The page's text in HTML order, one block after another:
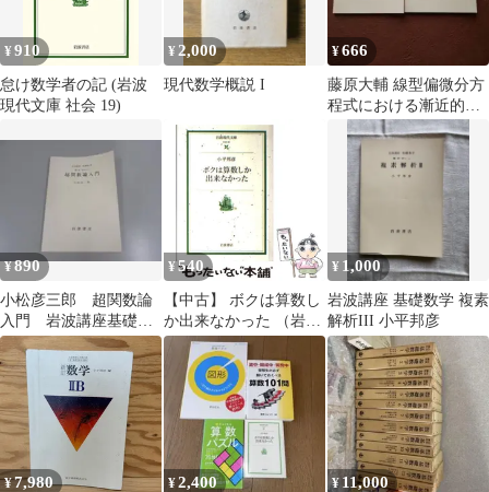
¥910
怠け数学者の記 (岩波
現代文庫 社会 19)
¥2,000
現代数学概説 I
¥666
藤原大輔 線型偏微分方
程式における漸近的方
法 全巻セット 小平邦彦
¥890
小松彦三郎 超関数論
入門 岩波講座基礎数
学
¥ 540
【中古】 ボクは算数し
か出来なかった （岩波
現代文庫） / 小平 邦彦
/ 岩波書店
¥ 1,000
岩波講座 基礎数学 複素
解析III 小平邦彦
¥7,980 ¥2,400 ¥ 11,000